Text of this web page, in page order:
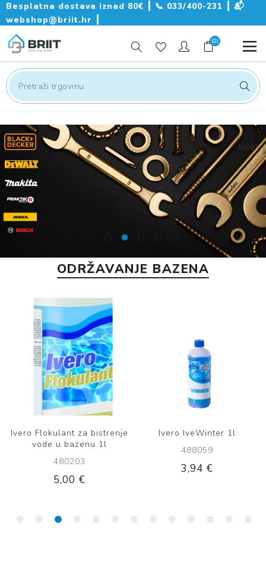
Besplatna dostava iznad 80€ ┃ 📞 033/400-231
📬
webshop@briit.hr
(0)
ODRŽAVANJE BAZENA
Ivero Flokulant za bistrenje
vode u bazenu 1l
480203
5,00 €
Ivero IveWinter 1l
488059
3,94 €